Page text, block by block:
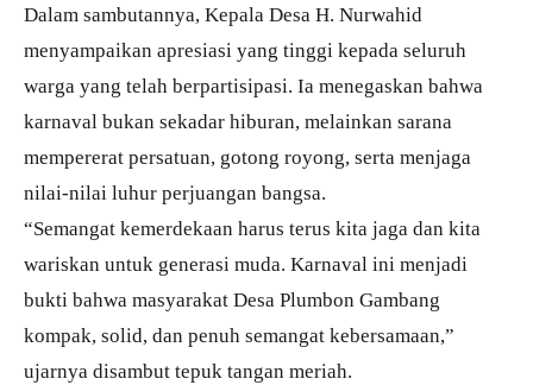
Dalam sambutannya, Kepala Desa H. Nurwahid
menyampaikan apresiasi yang tinggi kepada seluruh
warga yang telah berpartisipasi. Ia menegaskan bahwa
karnaval bukan sekadar hiburan, melainkan sarana
mempererat persatuan, gotong royong, serta menjaga
nilai-nilai luhur perjuangan bangsa.
“Semangat kemerdekaan harus terus kita jaga dan kita
wariskan untuk generasi muda. Karnaval ini menjadi
bukti bahwa masyarakat Desa Plumbon Gambang
kompak, solid, dan penuh semangat kebersamaan,”
ujarnya disambut tepuk tangan meriah.